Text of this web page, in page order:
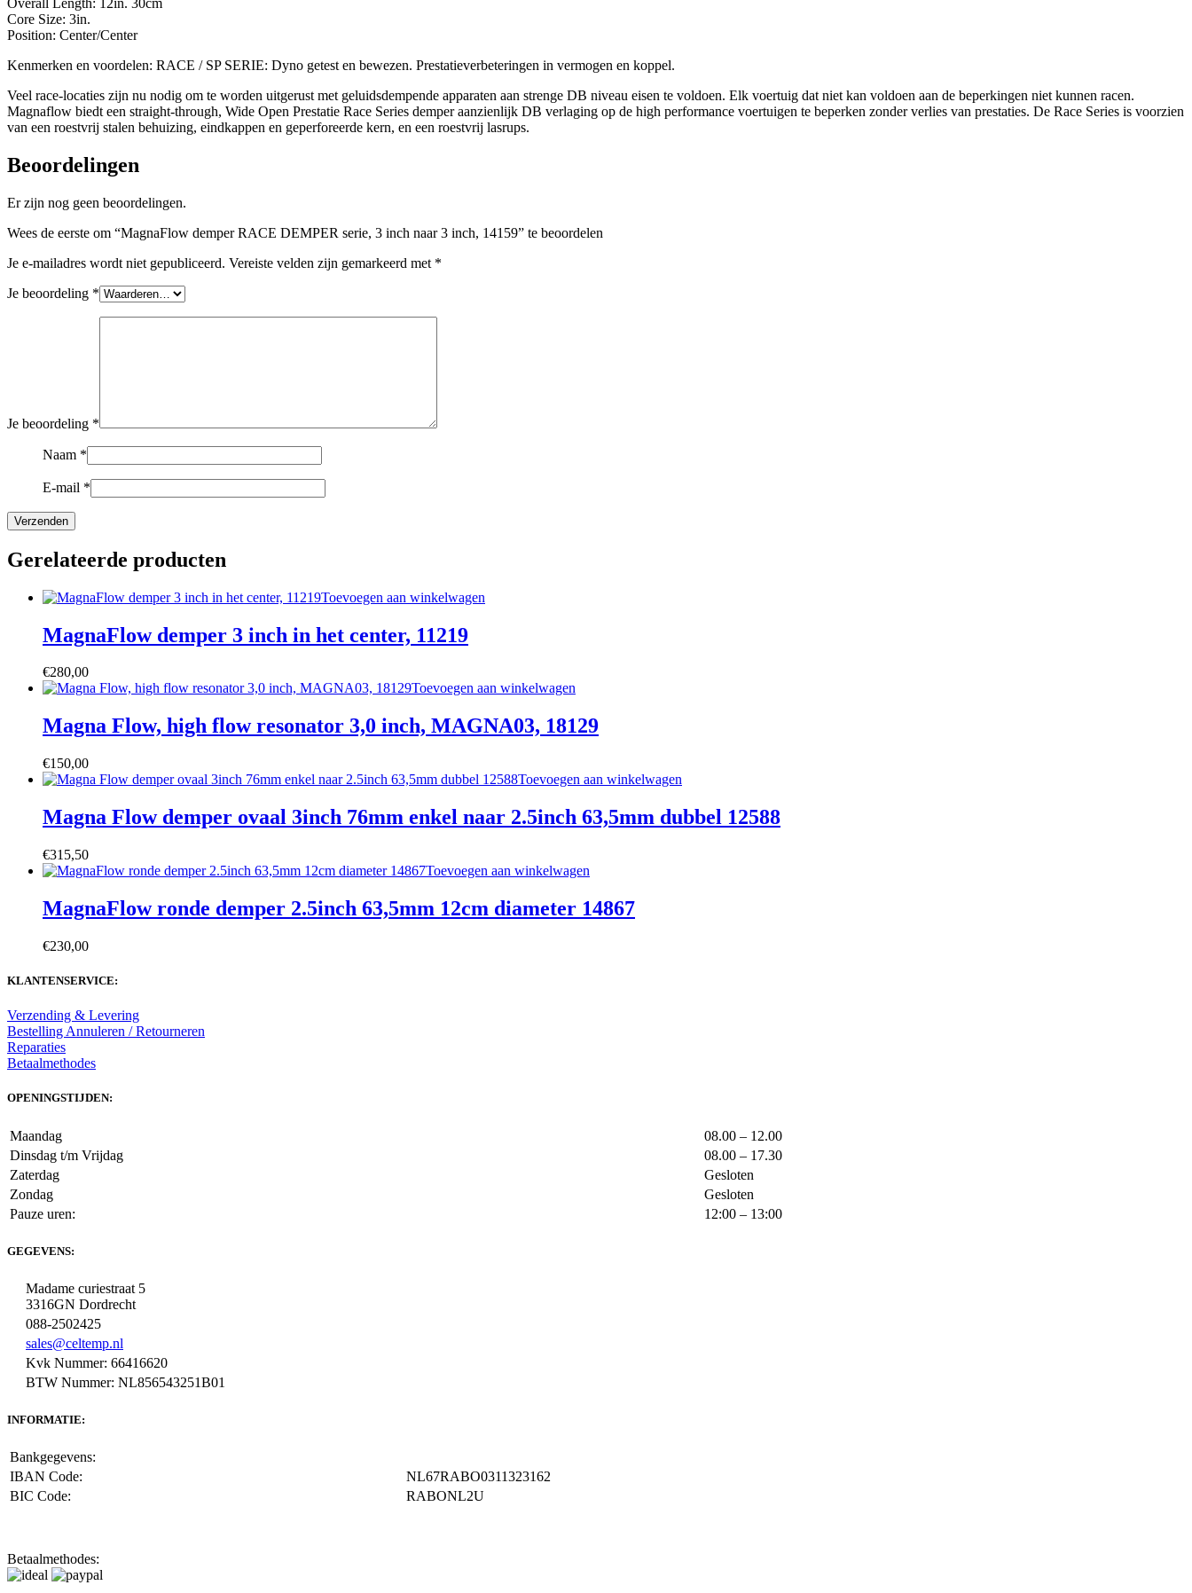
Overall Length: 12in. 30cm
Core Size: 3in.
Position: Center/Center
Kenmerken en voordelen: RACE / SP SERIE: Dyno getest en bewezen. Prestatieverbeteringen in vermogen en koppel.
Veel race-locaties zijn nu nodig om te worden uitgerust met geluidsdempende apparaten aan strenge DB niveau eisen te voldoen. Elk voertuig dat niet kan voldoen aan de beperkingen niet kunnen racen.
Magnaflow biedt een straight-through, Wide Open Prestatie Race Series demper aanzienlijk DB verlaging op de high performance voertuigen te beperken zonder verlies van prestaties. De Race Series is voorzien
van een roestvrij stalen behuizing, eindkappen en geperforeerde kern, en een roestvrij lasrups.
Beoordelingen
Er zijn nog geen beoordelingen.
Wees de eerste om “MagnaFlow demper RACE DEMPER serie, 3 inch naar 3 inch, 14159” te beoordelen
Je e-mailadres wordt niet gepubliceerd. Vereiste velden zijn gemarkeerd met *
Je beoordeling *
Je beoordeling *
Naam *
E-mail *
Gerelateerde producten
Toevoegen aan winkelwagen
MagnaFlow demper 3 inch in het center, 11219
€280,00
Toevoegen aan winkelwagen
Magna Flow, high flow resonator 3,0 inch, MAGNA03, 18129
€150,00
Toevoegen aan winkelwagen
Magna Flow demper ovaal 3inch 76mm enkel naar 2.5inch 63,5mm dubbel 12588
€315,50
Toevoegen aan winkelwagen
MagnaFlow ronde demper 2.5inch 63,5mm 12cm diameter 14867
€230,00
KLANTENSERVICE:
Verzending & Levering
Bestelling Annuleren / Retourneren
Reparaties
Betaalmethodes
OPENINGSTIJDEN:
Maandag
08.00 – 12.00
Dinsdag t/m Vrijdag
08.00 – 17.30
Zaterdag
Gesloten
Zondag
Gesloten
Pauze uren:
12:00 – 13:00
GEGEVENS:
Madame curiestraat 5
3316GN Dordrecht
088-2502425
sales@celtemp.nl
Kvk Nummer: 66416620
BTW Nummer: NL856543251B01
INFORMATIE:
Bankgegevens:
IBAN Code:
NL67RABO0311323162
BIC Code:
RABONL2U
Betaalmethodes: